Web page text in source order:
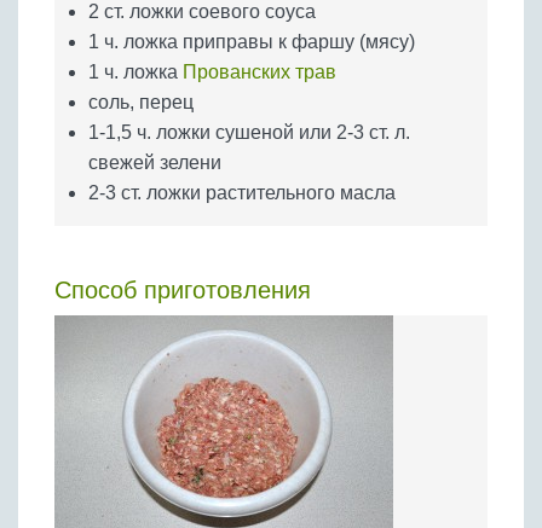
2 ст. ложки соевого соуса
1 ч. ложка приправы к фаршу (мясу)
1 ч. ложка Прованских трав
соль, перец
1-1,5 ч. ложки сушеной или 2-3 ст. л.
свежей зелени
2-3 ст. ложки растительного масла
Способ приготовления